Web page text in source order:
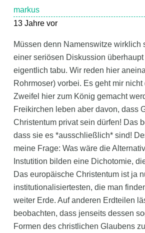
markus
13 Jahre vor
Müssen denn Namenswitze wirklich
einer seriösen Diskussion
eigentlich tabu. Wir reden hier
Rohrmoser) vorbei. Es geht mir
Zweifel hier zum König gemacht
Freikirchen leben aber davon, dass
Christentum privat sein dürfen! Das
dass sie es *ausschließlich* sind!
meine Frage: Was wäre die
Instutition bilden eine Dichotomie,
Das europäische Christentum ist ja
institutionalisiertesten, die man
weiter Erde. Auf anderen Erdteilen
beobachten, dass jenseits dessen
Formen des christlichen Glaubens